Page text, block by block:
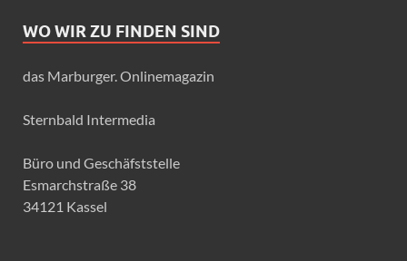
WO WIR ZU FINDEN SIND
das Marburger. Onlinemagazin
Sternbald Intermedia
Büro und Geschäfststelle
Esmarchstraße 38
34121 Kassel